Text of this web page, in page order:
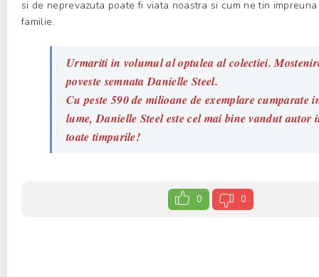
si de neprevazuta poate fi viata noastra si cum ne tin
familie.
Urmariti in volumul al optulea al colectiei.
poveste semnata Danielle Steel.
Cu peste 590 de milioane de exemplare cumparate
lume, Danielle Steel este cel mai bine vandut autor
toate timpurile!
0 0